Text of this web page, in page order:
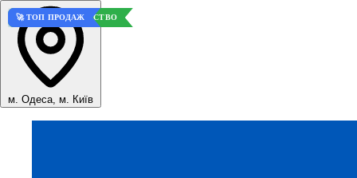
м. Одеса, м. Київ
💎 ВЫСОКОЕ КАЧЕСТВО
🚀 ТОП ПРОДАЖ